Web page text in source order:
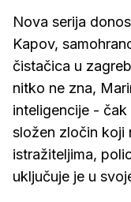
Nova serija
Kapov,
čistačica u
nitko ne zna,
inteligencije -
složen zločin koji
istražiteljima,
uključuje je u